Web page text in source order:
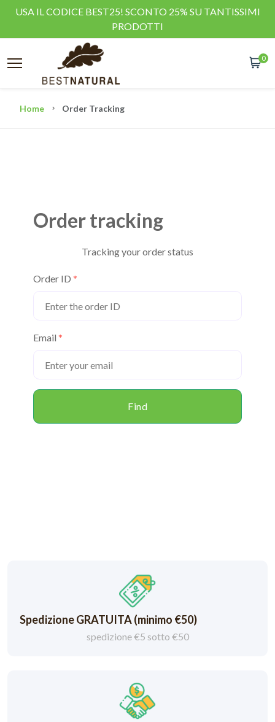
USA IL CODICE BEST25! SCONTO 25% SU TANTISSIMI
PRODOTTI
0
Home Order Tracking
Order tracking
Tracking your order status
Order ID
Email
Find
Spedizione GRATUITA (minimo €50)
spedizione €5 sotto €50